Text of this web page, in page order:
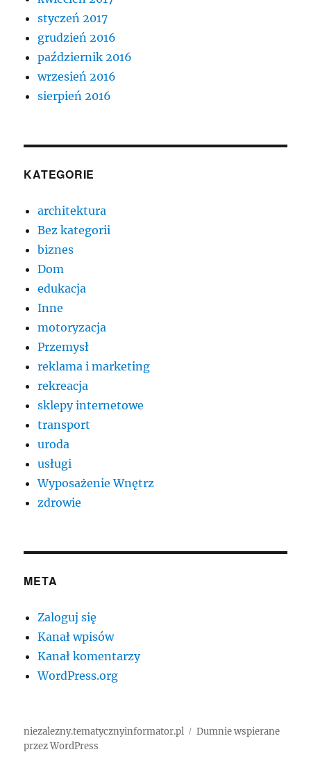
styczeń 2017
grudzień 2016
październik 2016
wrzesień 2016
sierpień 2016
KATEGORIE
architektura
Bez kategorii
biznes
Dom
edukacja
Inne
motoryzacja
Przemysł
reklama i marketing
rekreacja
sklepy internetowe
transport
uroda
usługi
Wyposażenie Wnętrz
zdrowie
META
Zaloguj się
Kanał wpisów
Kanał komentarzy
WordPress.org
niezalezny.tematycznyinformator.pl
Dumnie wspierane
przez WordPress